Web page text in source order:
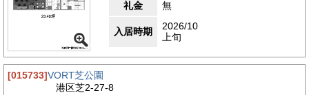
率の面でも使いやすい立地です。芝一丁目エリアは、日の出桟橋
や芝浦方面にも近く、都心にいながら運河沿いの水辺を感じられ
る点も魅力です。近隣にはシーバンスやカナルフロント周辺の開
放感ある街並みが広がり、オフィス街の利便性に加えて、少し落
ち着いた雰囲気も感じられます。第一京浜沿いの機動力と、田
町・浜松町方面の実用性、さらに芝浦方面の水辺の開放感をあわ
せ持つ芝一丁目エリアは、ビジネスのしやすさと働きやすい環境
のバランスが取れたロケーションです。
礼金
無
入居時期
2026/10
上旬
[015733]VORT芝公園
港区芝2-27-8